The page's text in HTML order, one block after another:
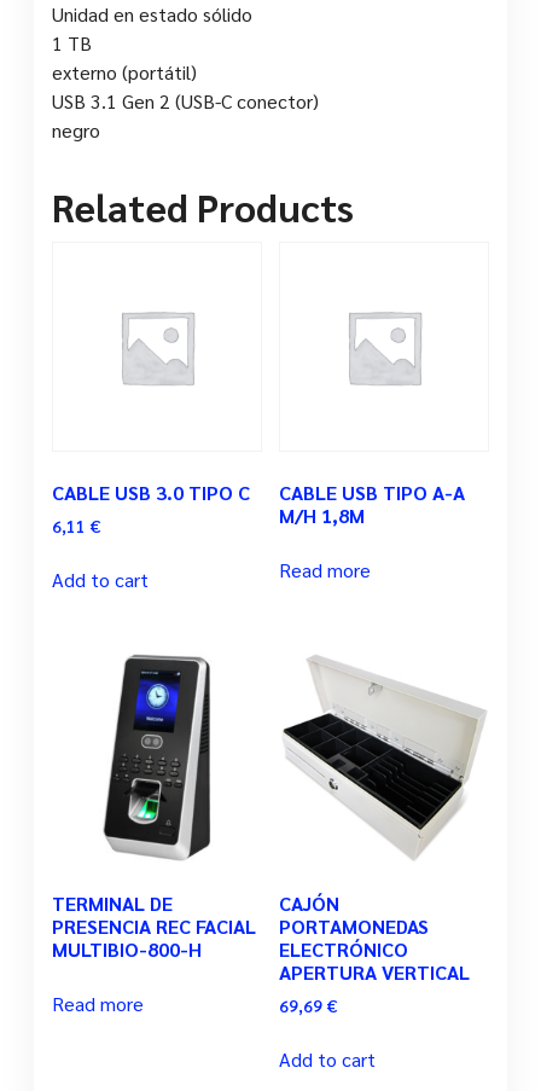
Unidad en estado sólido
1 TB
externo (portátil)
USB 3.1 Gen 2 (USB-C conector)
negro
Related Products
CABLE USB 3.0 TIPO C
6,11 €
Add to cart
CABLE USB TIPO A-A
M/H 1,8M
Read more
TERMINAL DE
PRESENCIA REC FACIAL
MULTIBIO-800-H
Read more
CAJÓN
PORTAMONEDAS
ELECTRÓNICO
APERTURA VERTICAL
69,69 €
Add to cart